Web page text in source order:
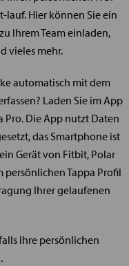
Hier können Sie ein
Ihrem Team einladen,
vieles mehr.
automatisch mit dem
Laden Sie im App
Pro. Die App nutzt Daten
das Smartphone ist
Gerät von Fitbit, Polar
Tappa Profil
Ihrer gelaufenen
Ihre persönlichen